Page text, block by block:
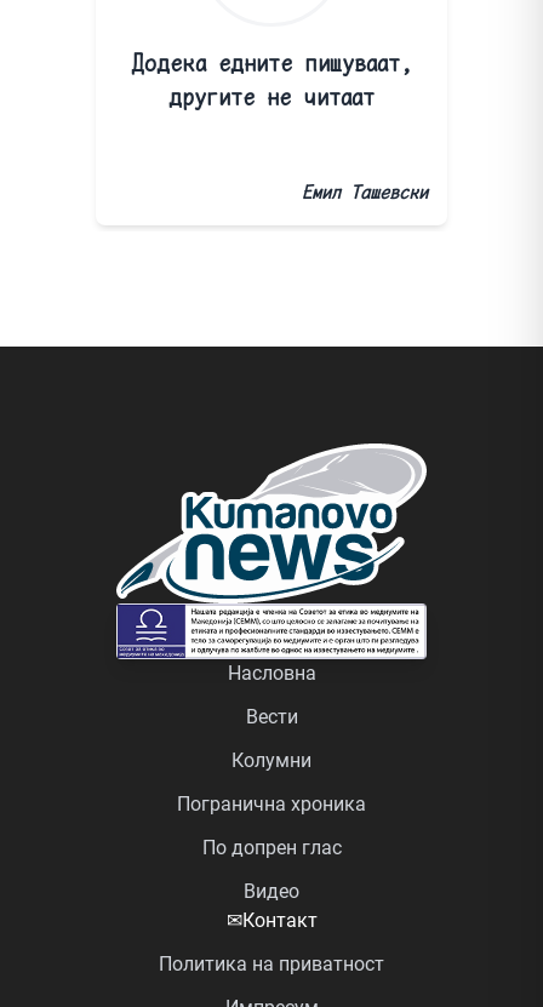
Додека едните пишуваат,
другите не читаат
Емил Ташевски
Насловна
Вести
Колумни
Погранична хроника
По допрен глас
Видео
✉Контакт
Политика на приватност